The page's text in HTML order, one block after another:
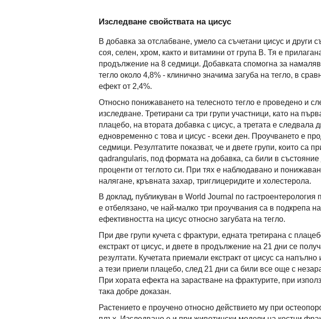
Изследване свойствата на цисус
В добавка за отслабване, умело са съчетани цисус и други
соя, селен, хром, както и витамини от група В. Тя е
продължение на 8 седмици. Добавката спомогна за
тегло около 4,8% - клинично значима загуба на тегло, в
ефект от 2,4%.
Относно понижаването на телесното тегло е проведено и
изследване. Третирани са три групи участници, като на
плацебо, на втората добавка с цисус, а третата е следвала
едновременно с това и цисус - всеки ден. Проучването е
седмици. Резултатите показват, че и двете групи, които са
qadrangularis, под формата на добавка, са били в състояние
проценти от теглото си. При тях е наблюдавано и
налягане, кръвната захар, триглицеридите и холестерола.
В доклад, публикуван в World Journal по гастроентерология
е отбелязано, че най-малко три проучвания са в подкрепа
ефективността на цисус относно загубата на тегло.
При две групи кучета с фрактури, едната третирана с
екстракт от цисус, и двете в продължение на 21 дни се
резултати. Кучетата приемали екстракт от цисус са напълно
а тези приели плацебо, след 21 дни са били все още с
При хората ефекта на зарастване на фрактурите, при
така добре доказан.
Растението е проучено относно действието му при